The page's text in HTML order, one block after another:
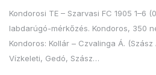
Kondorosi TE – Szarvasi FC 1905 1–6
labdarúgó-mérkőzés. Kondoros, 350
Kondoros: Kollár – Czvalinga Á.
Vízkeleti, Gedó, Szász…